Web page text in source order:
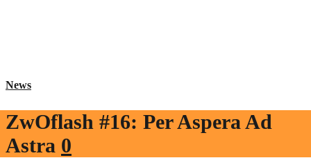
News
ZwOflash #16: Per Aspera Ad
Astra 0